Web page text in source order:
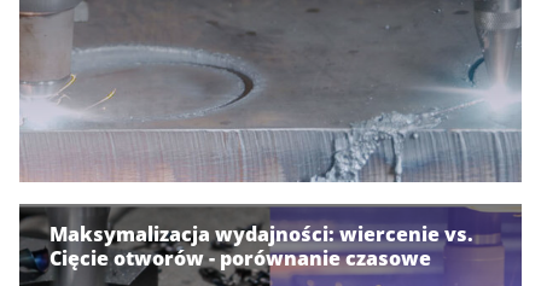
Maksymalizacja wydajności: wiercenie vs.
Cięcie otworów - porównanie czasowe